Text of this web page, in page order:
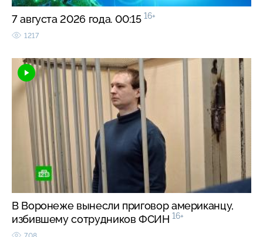
7 августа 2026 года. 00:15 16+
1217
В Воронеже вынесли приговор американцу,
избившему сотрудников ФСИН 16+